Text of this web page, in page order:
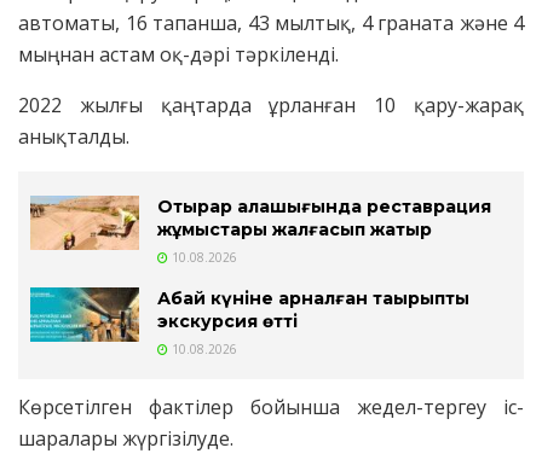
автоматы, 16 тапанша, 43 мылтық, 4 граната және 4
мыңнан астам оқ-дәрі тәркіленді.
2022 жылғы қаңтарда ұрланған 10 қару-жарақ
анықталды.
Отырар қалашығында реставрация
жұмыстары жалғасып жатыр
10.08.2026
Абай күніне арналған тақырыптық
экскурсия өтті
10.08.2026
Көрсетілген фактілер бойынша жедел-тергеу іс-
шаралары жүргізілуде.